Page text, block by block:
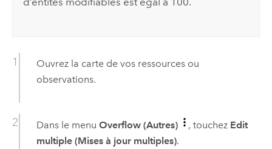
Ouvrez la carte de vos ressources ou
observations.
Dans le menu Overflow (Autres) , touchez Edit
multiple (Mises à jour multiples).